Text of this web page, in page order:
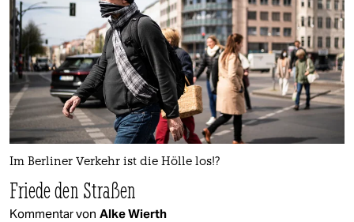
Im Berliner Verkehr ist die Hölle los!?
Friede den Straßen
Kommentar von Alke Wierth